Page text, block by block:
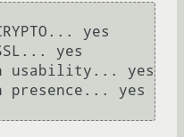
yes
yes
usability... yes
yes